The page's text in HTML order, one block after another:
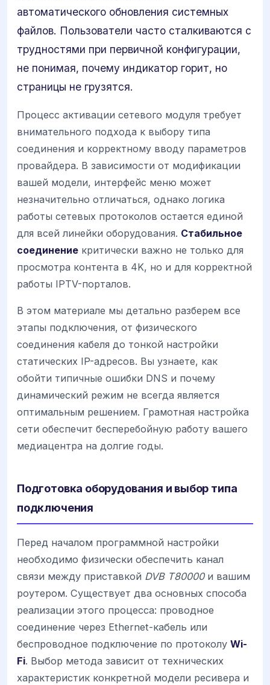
автоматического обновления системных
файлов. Пользователи часто сталкиваются с
трудностями при первичной конфигурации,
не понимая, почему индикатор горит, но
страницы не грузятся.
Процесс активации сетевого модуля требует
внимательного подхода к выбору типа
соединения и корректному вводу параметров
провайдера. В зависимости от модификации
вашей модели, интерфейс меню может
незначительно отличаться, однако логика
работы сетевых протоколов остается единой
для всей линейки оборудования. Стабильное
соединение критически важно не только для
просмотра контента в 4K, но и для корректной
работы IPTV-порталов.
В этом материале мы детально разберем все
этапы подключения, от физического
соединения кабеля до тонкой настройки
статических IP-адресов. Вы узнаете, как
обойти типичные ошибки DNS и почему
динамический режим не всегда является
оптимальным решением. Грамотная настройка
сети обеспечит бесперебойную работу вашего
медиацентра на долгие годы.
Подготовка оборудования и выбор типа
подключения
Перед началом программной настройки
необходимо физически обеспечить канал
связи между приставкой DVB T80000и вашим
роутером. Существует два основных способа
реализации этого процесса: проводное
соединение через Ethernet-кабель или
беспроводное подключение по протоколу Wi-
Fi. Выбор метода зависит от технических
характеристик конкретной модели ресивера и